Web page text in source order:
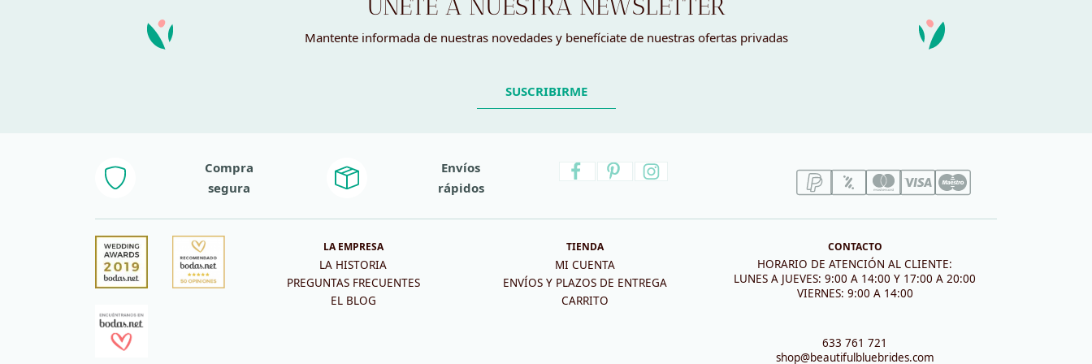
ÚNETE A NUESTRA NEWSLETTER
Mantente informada de nuestras novedades y benefíciate de nuestras ofertas privadas
SUSCRIBIRME
Compra
segura
Envíos
rápidos
LA EMPRESA
LA HISTORIA
PREGUNTAS FRECUENTES
EL BLOG
TIENDA
MI CUENTA
ENVÍOS Y PLAZOS DE ENTREGA
CARRITO
CONTACTO
HORARIO DE ATENCIÓN AL CLIENTE:
LUNES A JUEVES: 9:00 A 14:00 Y 17:00 A 20:00
VIERNES: 9:00 A 14:00
633 761 721
shop@beautifulbluebrides.com